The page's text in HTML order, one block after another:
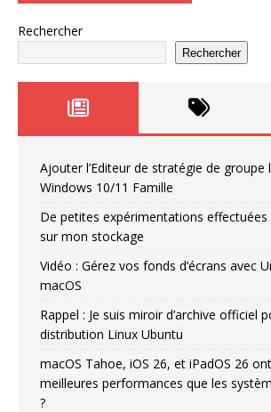
Rechercher
Rechercher
Ajouter l’Editeur de stratégie de groupe
Windows 10/11 Famille
De petites expérimentations
sur mon stockage
Vidéo : Gérez vos fonds d’écrans avec
macOS
Rappel : Je suis miroir d’archive officiel
distribution Linux Ubuntu
macOS Tahoe, iOS 26, et iPadOS 26
meilleures performances que les
?